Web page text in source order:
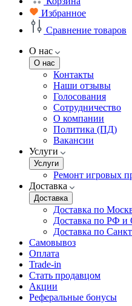
Избранное
Сравнение товаров
О нас
О нас
Контакты
Наши отзывы
Голосования
Сотрудничество
О компании
Политика (ПД)
Вакансии
Услуги
Услуги
Ремонт игровых
Доставка
Доставка
Доставка по
Доставка по РФ
Доставка по
Самовывоз
Оплата
Trade-in
Стать продавцом
Акции
Реферальные бонусы